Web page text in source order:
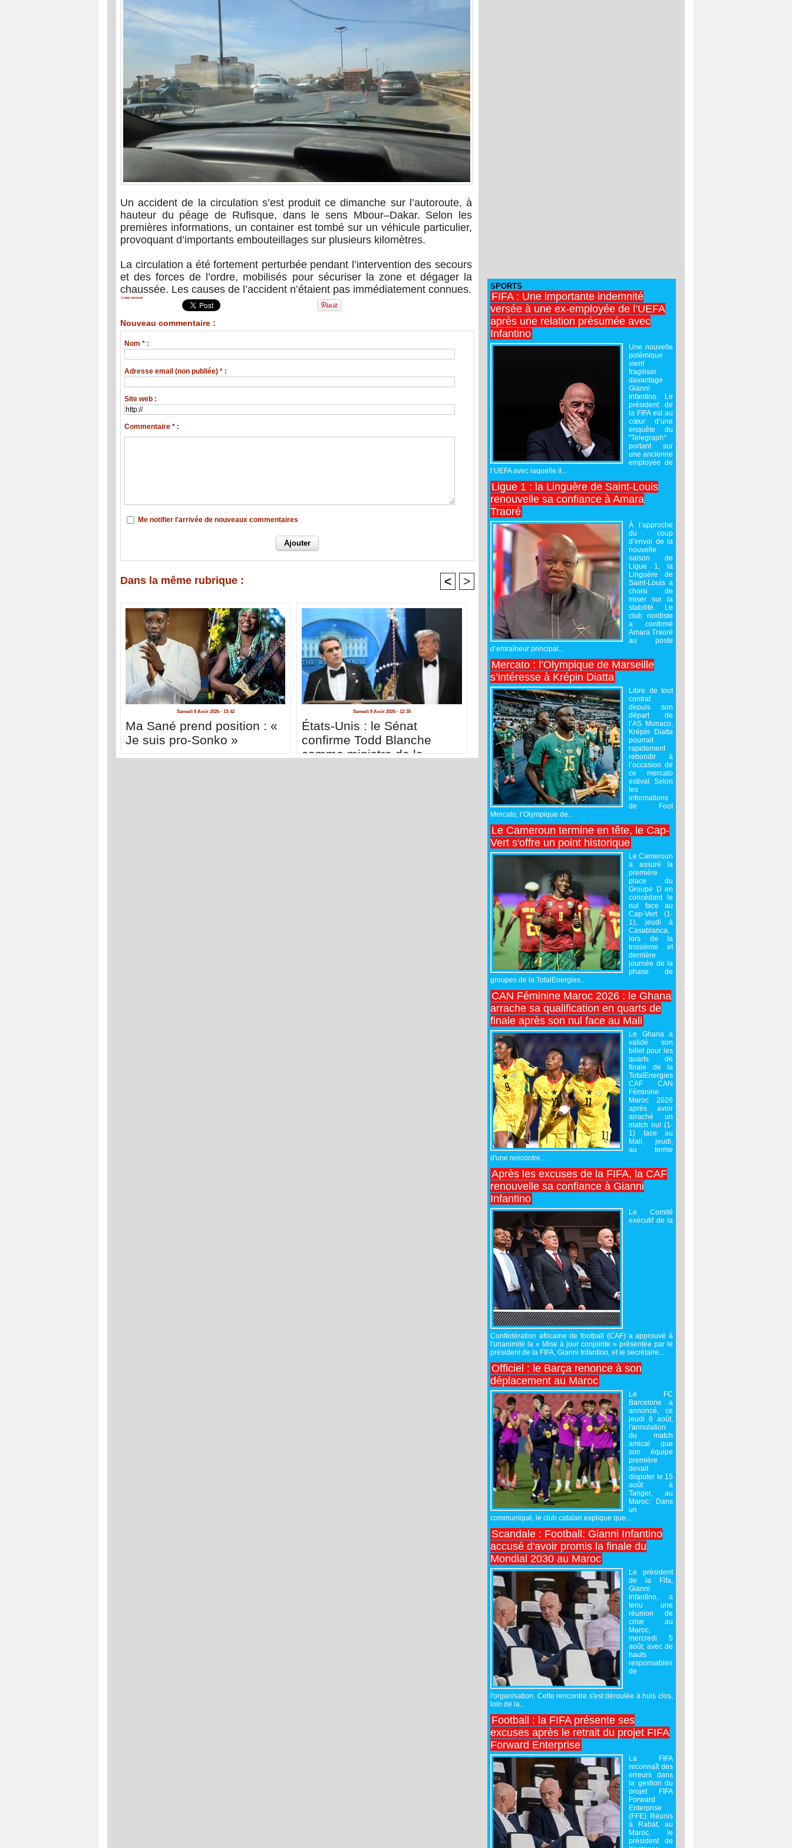
Un accident de la circulation s’est produit ce dimanche sur l’autoroute, à
hauteur du péage de Rufisque, dans le sens Mbour–Dakar. Selon les
premières informations, un container est tombé sur un véhicule particulier,
provoquant d’importants embouteillages sur plusieurs kilomètres.
La circulation a été fortement perturbée pendant l’intervention des secours
et des forces de l’ordre, mobilisés pour sécuriser la zone et dégager la
chaussée. Les causes de l’accident n’étaient pas immédiatement connues.
Lisez encore
Nouveau commentaire :
Nom * :
Adresse email (non publiée) * :
Site web :
Commentaire * :
Me notifier l'arrivée de nouveaux commentaires
Dans la même rubrique : < >
Samedi 8 Août 2026 - 13:42
Ma Sané prend position : «
Je suis pro-Sonko »
Samedi 8 Août 2026 - 12:35
États-Unis : le Sénat
confirme Todd Blanche
comme ministre de la
SPORTS
FIFA : Une importante indemnité
versée à une ex-employée de l’UEFA
après une relation présumée avec
Infantino
Une nouvelle
polémique
vient
fragiliser
davantage
Gianni
Infantino. Le
président de
la FIFA est au
cœur d’une
enquête du
"Telegraph"
portant sur
une ancienne
employée de
l’UEFA avec laquelle il...
Ligue 1 : la Linguère de Saint-Louis
renouvelle sa confiance à Amara
Traoré
À l’approche
du coup
d’envoi de la
nouvelle
saison de
Ligue 1, la
Linguère de
Saint-Louis a
choisi de
miser sur la
stabilité. Le
club nordiste
a confirmé
Amara Traoré
au poste
d’entraîneur principal...
Mercato : l’Olympique de Marseille
s’intéresse à Krépin Diatta
Libre de tout
contrat
depuis son
départ de
l’AS Monaco,
Krépin Diatta
pourrait
rapidement
rebondir à
l’occasion de
ce mercato
estival. Selon
les
informations
de Foot
Mercato, l’Olympique de...
Le Cameroun termine en tête, le Cap-
Vert s'offre un point historique
Le Cameroun
a assuré la
première
place du
Groupe D en
concédant le
nul face au
Cap-Vert (1-
1), jeudi à
Casablanca,
lors de la
troisième et
dernière
journée de la
phase de
groupes de la TotalEnergies...
CAN Féminine Maroc 2026 : le Ghana
arrache sa qualification en quarts de
finale après son nul face au Mali
Le Ghana a
validé son
billet pour les
quarts de
finale de la
TotalEnergies
CAF CAN
Féminine
Maroc 2026
après avoir
arraché un
match nul (1-
1) face au
Mali, jeudi,
au terme
d'une rencontre...
Après les excuses de la FIFA, la CAF
renouvelle sa confiance à Gianni
Infantino
Le Comité
exécutif de la
Confédération africaine de football (CAF) a approuvé à
l'unanimité la « Mise à jour conjointe » présentée par le
président de la FIFA, Gianni Infantino, et le secrétaire...
Officiel : le Barça renonce à son
déplacement au Maroc
Le FC
Barcelone a
annoncé, ce
jeudi 6 août,
l'annulation
du match
amical que
son équipe
première
devait
disputer le 15
août à
Tanger, au
Maroc. Dans
un
communiqué, le club catalan explique que...
Scandale : Football: Gianni Infantino
accusé d'avoir promis la finale du
Mondial 2030 au Maroc
Le président
de la Fifa,
Gianni
Infantino, a
tenu une
réunion de
crise au
Maroc,
mercredi 5
août, avec de
hauts
responsables
de
l'organisation. Cette rencontre s'est déroulée à huis clos,
loin de la...
Football : la FIFA présente ses
excuses après le retrait du projet FIFA
Forward Enterprise
La FIFA
reconnaît des
erreurs dans
la gestion du
projet FIFA
Forward
Enterprise
(FFE). Réunis
à Rabat, au
Maroc, le
président de